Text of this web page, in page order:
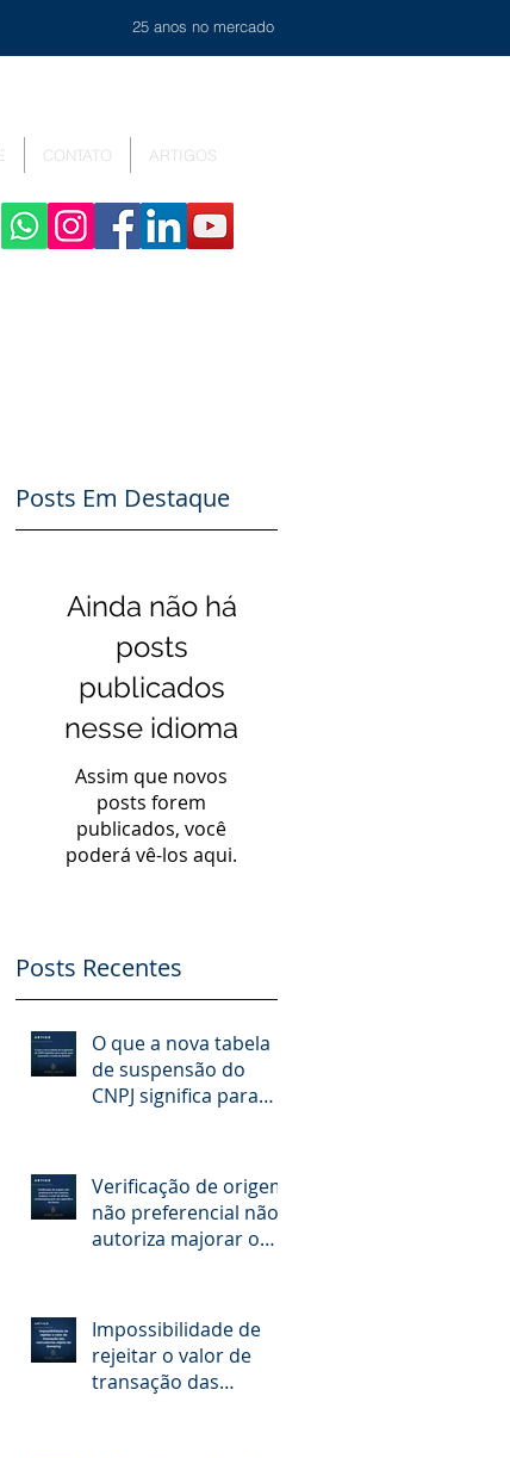
25 anos no mercado
CONTATO ARTIGOS
Posts Em Destaque
Ainda não há
posts
publicados
nesse idioma
Assim que novos
posts forem
publicados, você
poderá vê-los aqui.
Posts Recentes
O que a nova tabela
de suspensão do
CNPJ significa para
Verificação de origem
não preferencial não
autoriza majorar o
específico do Gecex
Impossibilidade de
rejeitar o valor de
transação das